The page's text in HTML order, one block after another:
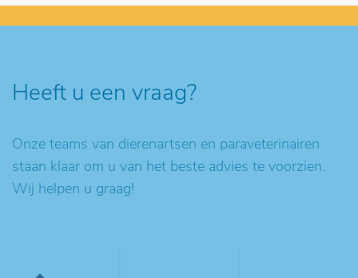
Heeft u een vraag?
Onze teams van dierenartsen en paraveterinairen
staan klaar om u van het beste advies te voorzien.
Wij helpen u graag!